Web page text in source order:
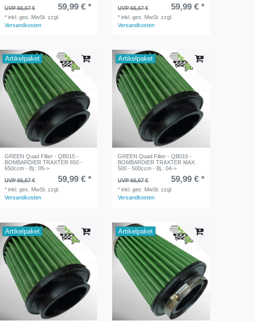
UVP 66,67 €
59,99 € *
*inkl. ges. MwSt. zzgl.
Versandkosten
UVP 66,67 €
59,99 € *
*inkl. ges. MwSt. zzgl.
Versandkosten
Artikelpaket
GREEN Quad Filter - QB015 -
BOMBARDIER TRAXTER 650 -
650ccm - Bj.: 05->
UVP 66,67 €
59,99 € *
*inkl. ges. MwSt. zzgl.
Versandkosten
Artikelpaket
GREEN Quad Filter - QB015 -
BOMBARDIER TRAXTER MAX
500 - 500ccm - Bj.: 04->
UVP 66,67 €
59,99 € *
*inkl. ges. MwSt. zzgl.
Versandkosten
Artikelpaket Artikelpaket